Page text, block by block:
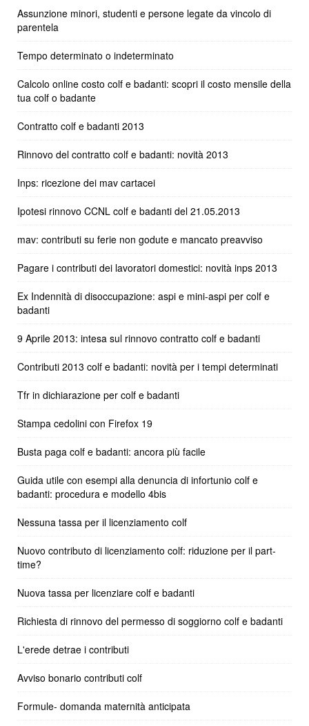
Assunzione minori, studenti e persone legate da vincolo di
parentela
Tempo determinato o indeterminato
Calcolo online costo colf e badanti: scopri il costo mensile della
tua colf o badante
Contratto colf e badanti 2013
Rinnovo del contratto colf e badanti: novità 2013
Inps: ricezione dei mav cartacei
Ipotesi rinnovo CCNL colf e badanti del 21.05.2013
mav: contributi su ferie non godute e mancato preavviso
Pagare i contributi dei lavoratori domestici: novità inps 2013
Ex Indennità di disoccupazione: aspi e mini-aspi per colf e
badanti
9 Aprile 2013: intesa sul rinnovo contratto colf e badanti
Contributi 2013 colf e badanti: novità per i tempi determinati
Tfr in dichiarazione per colf e badanti
Stampa cedolini con Firefox 19
Busta paga colf e badanti: ancora più facile
Guida utile con esempi alla denuncia di infortunio colf e
badanti: procedura e modello 4bis
Nessuna tassa per il licenziamento colf
Nuovo contributo di licenziamento colf: riduzione per il part-
time?
Nuova tassa per licenziare colf e badanti
Richiesta di rinnovo del permesso di soggiorno colf e badanti
L'erede detrae i contributi
Avviso bonario contributi colf
Formule- domanda maternità anticipata